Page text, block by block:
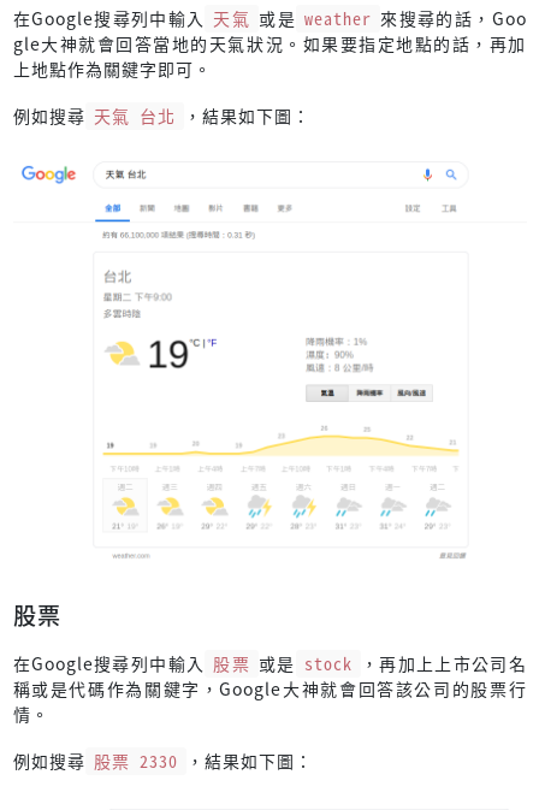
在Google搜尋列中輸入 天氣 或是 weather 來搜尋的話，Goo
gle大神就會回答當地的天氣狀況。如果要指定地點的話，再加
上地點作為關鍵字即可。
例如搜尋 天氣 台北 ，結果如下圖：
股票
在Google搜尋列中輸入 股票 或是 stock
，再加上上市公司名
稱或是代碼作為關鍵字，Google大神就會回答該公司的股票行
情。
例如搜尋 股票 2330 ，結果如下圖：